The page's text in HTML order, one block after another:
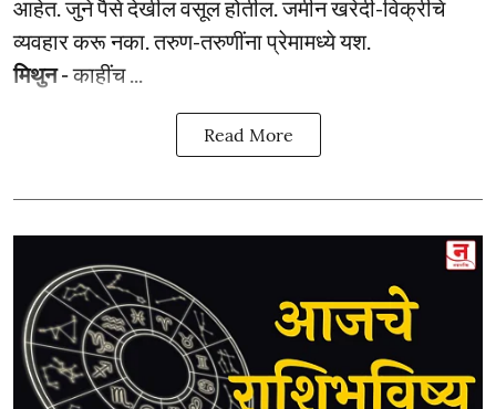
आहेत. जुने पैसे देखील वसूल होतील. जमीन खरेदी-विक्रीचे
व्यवहार करू नका. तरुण-तरुणींना प्रेमामध्ये यश.
मिथुन -काहींच ...
Read More